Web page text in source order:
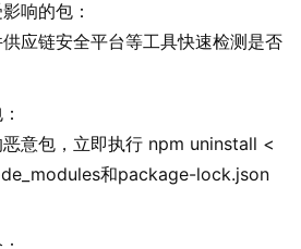
响的包：
应链安全平台等工具快速检测是否
意包，立即执行 npm uninstall <
和package-lock.json